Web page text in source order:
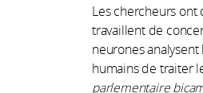
Les chercheurs
travaillent de
neurones
humains de traiter
parlementaire